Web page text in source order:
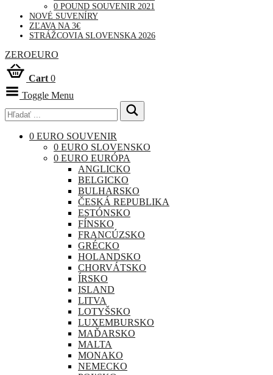
0 POUND SOUVENIR 2021
NOVÉ SUVENÍRY
ZĽAVA NA 3€
STRÁŽCOVIA SLOVENSKA 2026
ZEROEURO
Cart 0
Toggle Menu
0 EURO SOUVENIR
0 EURO SLOVENSKO
0 EURO EURÓPA
ANGLICKO
BELGICKO
BULHARSKO
ČESKÁ REPUBLIKA
ESTÓNSKO
FÍNSKO
FRANCÚZSKO
GRÉCKO
HOLANDSKO
CHORVÁTSKO
ÍRSKO
ISLAND
LITVA
LOTYŠSKO
LUXEMBURSKO
MAĎARSKO
MALTA
MONAKO
NEMECKO